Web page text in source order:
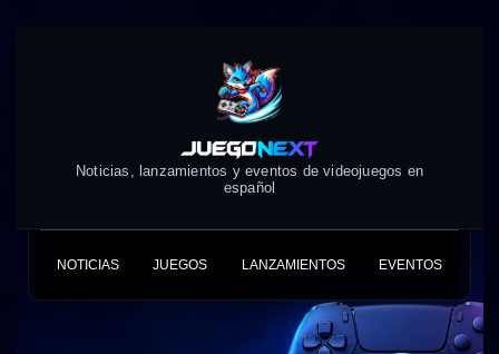
Noticias, lanzamientos y eventos de videojuegos en
español
NOTICIAS JUEGOS LANZAMIENTOS EVENTOS